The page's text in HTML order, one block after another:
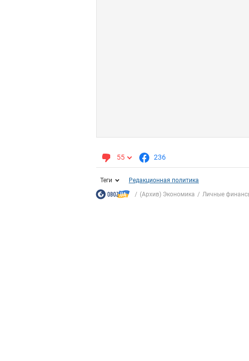
55 236
Теги
Редакционная политика
(Архив) Экономика
Личные